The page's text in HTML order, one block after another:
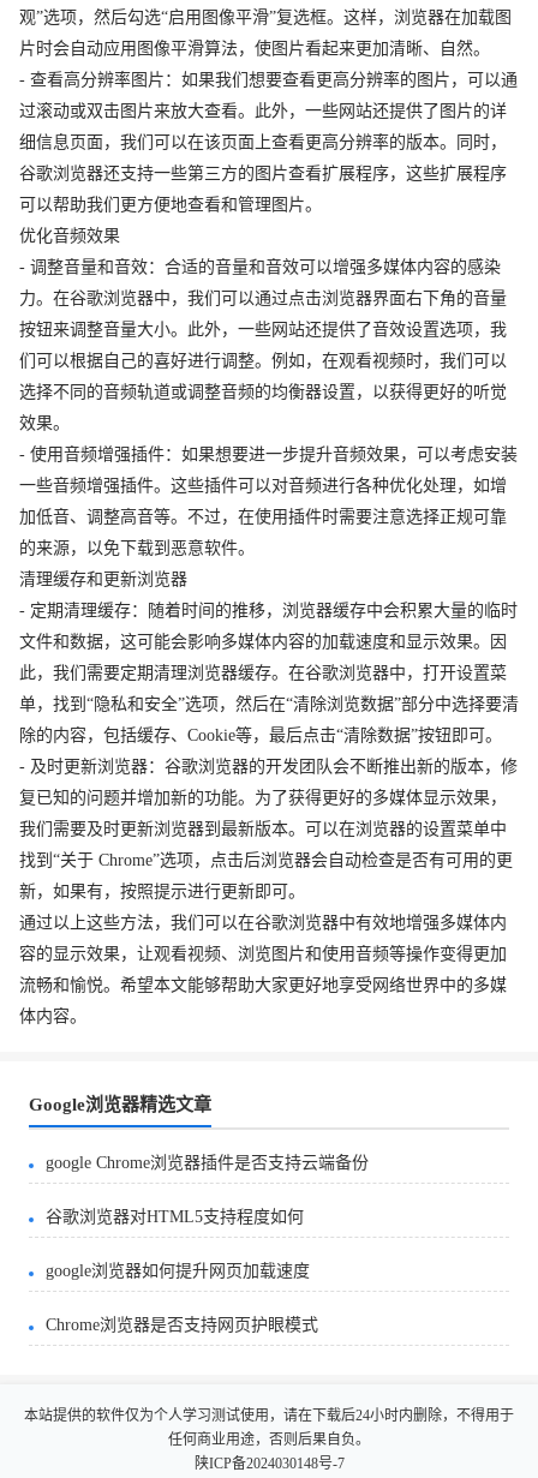
观”选项，然后勾选“启用图像平滑”复选框。这样，浏览器在加载图
片时会自动应用图像平滑算法，使图片看起来更加清晰、自然。
- 查看高分辨率图片：如果我们想要查看更高分辨率的图片，可以通
过滚动或双击图片来放大查看。此外，一些网站还提供了图片的详
细信息页面，我们可以在该页面上查看更高分辨率的版本。同时，
谷歌浏览器还支持一些第三方的图片查看扩展程序，这些扩展程序
可以帮助我们更方便地查看和管理图片。
优化音频效果
- 调整音量和音效：合适的音量和音效可以增强多媒体内容的感染
力。在谷歌浏览器中，我们可以通过点击浏览器界面右下角的音量
按钮来调整音量大小。此外，一些网站还提供了音效设置选项，我
们可以根据自己的喜好进行调整。例如，在观看视频时，我们可以
选择不同的音频轨道或调整音频的均衡器设置，以获得更好的听觉
效果。
- 使用音频增强插件：如果想要进一步提升音频效果，可以考虑安装
一些音频增强插件。这些插件可以对音频进行各种优化处理，如增
加低音、调整高音等。不过，在使用插件时需要注意选择正规可靠
的来源，以免下载到恶意软件。
清理缓存和更新浏览器
- 定期清理缓存：随着时间的推移，浏览器缓存中会积累大量的临时
文件和数据，这可能会影响多媒体内容的加载速度和显示效果。因
此，我们需要定期清理浏览器缓存。在谷歌浏览器中，打开设置菜
单，找到“隐私和安全”选项，然后在“清除浏览数据”部分中选择要清
除的内容，包括缓存、Cookie等，最后点击“清除数据”按钮即可。
- 及时更新浏览器：谷歌浏览器的开发团队会不断推出新的版本，修
复已知的问题并增加新的功能。为了获得更好的多媒体显示效果，
我们需要及时更新浏览器到最新版本。可以在浏览器的设置菜单中
找到“关于 Chrome”选项，点击后浏览器会自动检查是否有可用的更
新，如果有，按照提示进行更新即可。
通过以上这些方法，我们可以在谷歌浏览器中有效地增强多媒体内
容的显示效果，让观看视频、浏览图片和使用音频等操作变得更加
流畅和愉悦。希望本文能够帮助大家更好地享受网络世界中的多媒
体内容。
Google浏览器精选文章
google Chrome浏览器插件是否支持云端备份
谷歌浏览器对HTML5支持程度如何
google浏览器如何提升网页加载速度
Chrome浏览器是否支持网页护眼模式
本站提供的软件仅为个人学习测试使用，请在下载后24小时内删除，不得用于
任何商业用途，否则后果自负。
陕ICP备2024030148号-7